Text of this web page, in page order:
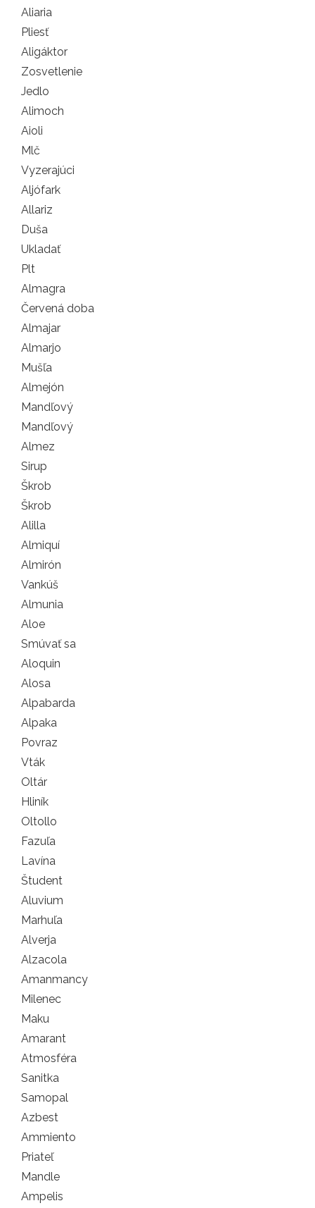
Aliaria
Pliesť
Aligáktor
Zosvetlenie
Jedlo
Alimoch
Aioli
Mlč
Vyzerajúci
Aljófark
Allariz
Duša
Ukladať
Plt
Almagra
Červená doba
Almajar
Almarjo
Mušľa
Almejón
Mandľový
Mandľový
Almez
Sirup
Škrob
Škrob
Alilla
Almiquí
Almirón
Vankúš
Almunia
Aloe
Smúvať sa
Aloquin
Alosa
Alpabarda
Alpaka
Povraz
Vták
Oltár
Hliník
Oltollo
Fazuľa
Lavína
Študent
Aluvium
Marhuľa
Alverja
Alzacola
Amanmancy
Milenec
Maku
Amarant
Atmosféra
Sanitka
Samopal
Azbest
Ammiento
Priateľ
Mandle
Ampelis